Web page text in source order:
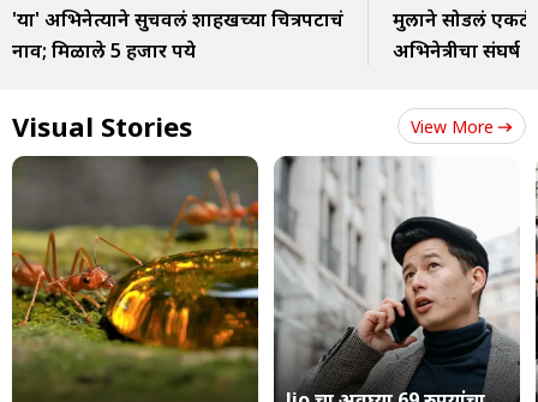
'या' अभिनेत्याने सुचवलं शाहरुखच्या चित्रपटाचं
नाव; मिळाले 5 हजार रुपये
मुलाने सोडलं
अभिनेत्रीचा संघर्ष
Visual Stories View More